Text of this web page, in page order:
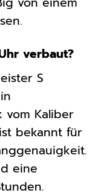
verbaut?
S
vom Kaliber
bekannt für
eine